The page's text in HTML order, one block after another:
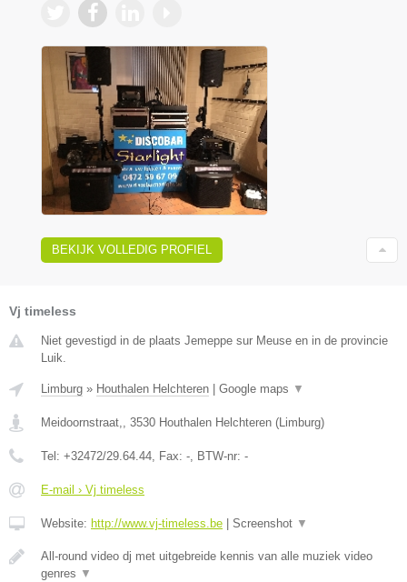
BEKIJK VOLLEDIG PROFIEL
Vj timeless
Niet gevestigd in de plaats Jemeppe sur Meuse en in de provincie
Luik.
Limburg » Houthalen Helchteren Google maps ▼
Meidoornstraat,, 3530 Houthalen Helchteren (Limburg)
Tel: +32472/29.64.44, Fax: -, BTW-nr: -
E-mail › Vj timeless
Website: http://www.vj-timeless.be Screenshot ▼
All-round video dj met uitgebreide kennis van alle muziek video
genres ▼